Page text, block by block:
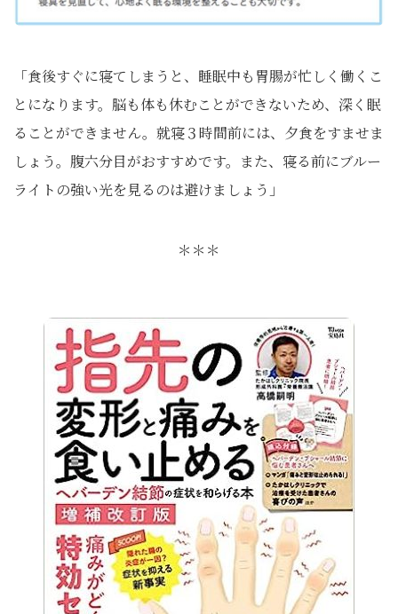
「食後すぐに寝てしまうと、睡眠中も胃腸が忙しく働くこ
とになります。脳も体も休むことができないため、深く眠
ることができません。就寝３時間前には、夕食をすませま
しょう。腹六分目がおすすめです。また、寝る前にブルー
ライトの強い光を見るのは避けましょう」
＊＊＊